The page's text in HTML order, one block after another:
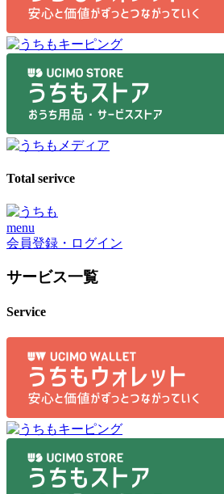
Total serivce
menu
会員登録・ログイン
サービス一覧
Service